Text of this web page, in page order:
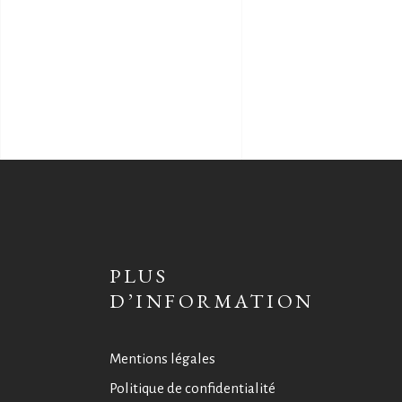
PLUS
D’INFORMATION
Mentions légales
Politique de confidentialité